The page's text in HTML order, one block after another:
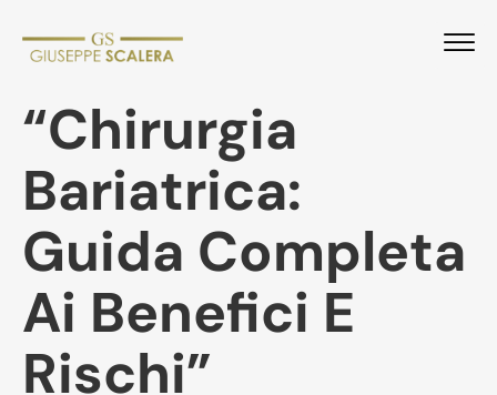
“Chirurgia
Bariatrica:
Guida Completa
Ai Benefici E
Rischi”